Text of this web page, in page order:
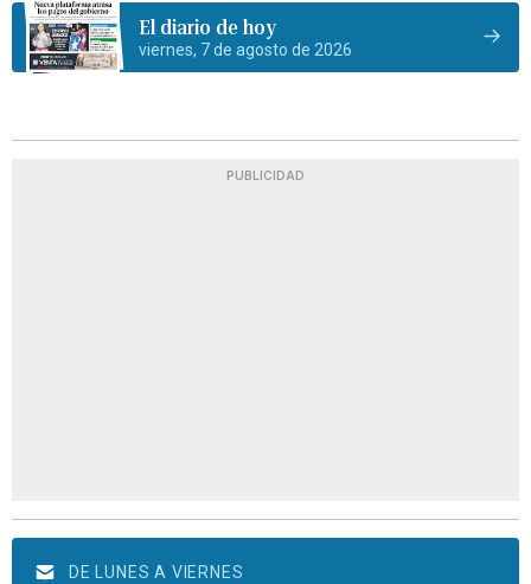
El diario de hoy
viernes, 7 de agosto de 2026
PUBLICIDAD
DE LUNES A VIERNES